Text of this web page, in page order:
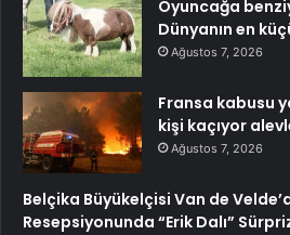
Oyuncağa
Dünyanın en
Ağustos 7, 2026
Fransa kabusu
kişi kaçıyor
Ağustos 7, 2026
Belçika Büyükelçisi Van de
Resepsiyonunda “Erik Dalı”